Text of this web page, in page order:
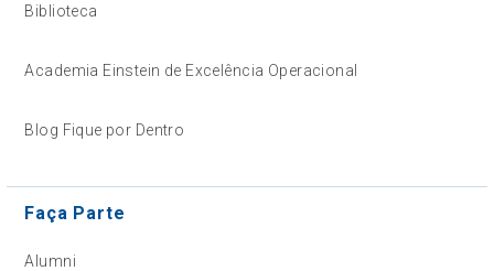
Biblioteca
Academia Einstein de Excelência Operacional
Blog Fique por Dentro
Faça Parte
Alumni